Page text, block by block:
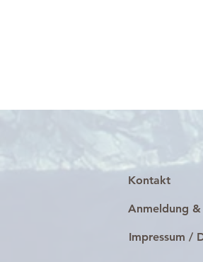
Kontakt
Anmeldung
Impressum /